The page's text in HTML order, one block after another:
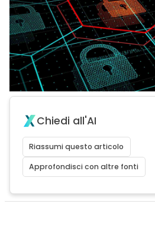
Chiedi all'AI
Riassumi questo articolo
Approfondisci con altre fonti